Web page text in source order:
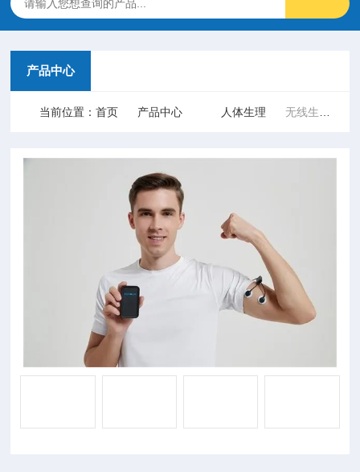
产品中心
当前位置：首页 产品中心 人体生理 无线生理分析系统PhysioLab